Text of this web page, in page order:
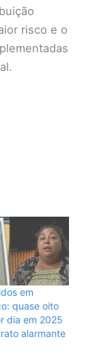
risco e o
em
quase oito
dia em 2025
alarmante